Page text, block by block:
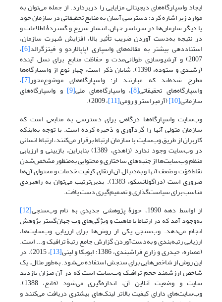
ایجاد واسپارگاه‌های دیجیتالی مزایایی را دربردارد. از جمله می‌توان به
موارد زیر اشاره کرد: دسترسی آسان به منابع تحقیقاتی در سازمان خود
یا دیگر سازمان‌ها در سرتاسر جهان، انتشار سریع و گستردۀ اطلاعات و
در نتیجه به‌دست آوردن ضریب تأثیر بالا، افزایش شهرت سازمان،
استناددهی بیشتر به مقاله‌های واسپاری (پاپالاردو و فیتزگرالد[6] ،
2007) و آرشیوسازی طولانی‌مدت و حفاظت منابع برای نسل آینده
(رشیدی و ستوده، 1390). شایان ذکر است، چهار نوع از واسپارگاه‌ها
مطرح شده‌اند که عبارتند از: واسپارگاه‌های موضوع‌محور[7] ،
واسپارگاه‌های تحقیقاتی[8] ، واسپارگاه‌های ملی[9] و واسپارگاه‌های
سازمانی[10] (آرمبراستر و رومی[11]
، 2009).
وب‌سایت واسپارگاه‌ها درگاهی برای دسترسی به منابعی است که
سازمان متولی آنها را گردآوری و ذخیره کرده‌ است. با توجه به‌اینکه
کاربران از طریق وب‌سایت با سازمان ارتباط برقرار می‌کنند، ارتباط انسانی
در وب‌سایت وجود ندارد (زاهدی، 1389) بنابراین، بازبینی و ارزیابی
منظم وب‌سایت‌ها از جنبه‌های ساختاری و محتوایی به‌منظور مشخص‌شدن
نقاط قوّت و ضعف آنها و به‌دنبال آن ارتقای کیفیت خدمات و محتوای آن‌ها
ضروری است (دراگولانسکو، 1383). بدین‌ترتیب می‌توان به راهبردی
مناسب برای سیاست‌گذاری و تصمیم‌گیری دست یافت.
از اواسط دهه 1990، حوزۀ پژوهشی جدیدی به نام وب‌سنجی
[12]
به‌وجود آمد که در ارتباط با ماهیت و ویژگی‌های وب جهان‌گستر پژوهش
انجام می‌دهد. وب‌سنجی یکی از روش‌ها برای ارزیابی وب‌سایت‌ها،
ارزیابی رتبه‌بندی و به‌دست‌آوردن گزارش جامع رتبۀ ترافیک و... است.
(عصاره، حیدری و زارع فراشبندی، 1386؛ ابوبکا و لینی [13] ، 2015). در
این روش از شاخص‌هایی برای سنجش استفاده می‌شود. به‌طور مثال، یک
شاخص ارزشمند حجم ترافیک وب‌سایت است که در آن میزان بازدید
سایت و وضعیت آنلاین آن، اندازه‌گیری می‌شود (قانع، 1388).
وب‌سایت‌های دارای کیفیت بالاتر لینک‌های بیشتری دریافت می‌کنند و